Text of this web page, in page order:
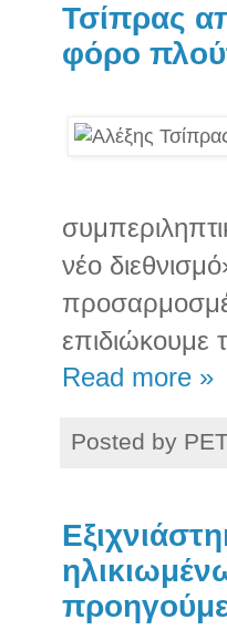
Τσίπρας
φόρο
νέο
επιδιώκουμε
Read more »
Posted by